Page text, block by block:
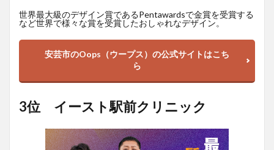
世界最大級のデザイン賞であるPentawardsで金賞を受賞する
など世界で様々な賞を受賞したおしゃれなデザイン。
安芸市のOops（ウープス）の公式サイトはこち
ら
3位 イースト駅前クリニック